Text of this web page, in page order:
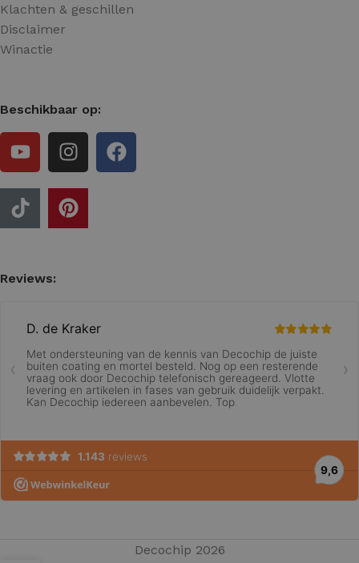
Klachten & geschillen
Disclaimer
Winactie
Beschikbaar op:
Reviews:
Decochip 2026